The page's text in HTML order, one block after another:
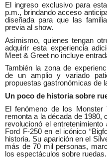
El ingreso exclusivo para
p.m., brindando acceso
diseñada para que las
previa al show.
Asimismo, quienes tengan
adquirir esta experiencia
Meet & Greet no incluye
También la zona de
de un amplio y variado
propuestas gastronómicas de
Un poco de historia sobre
El fenómeno de los
remonta a la década de 1980,
revolucionó el
Ford F-250 en el icónico
historia. Su aparición en el
más de 70 mil personas,
los espectáculos sobre ruedas.